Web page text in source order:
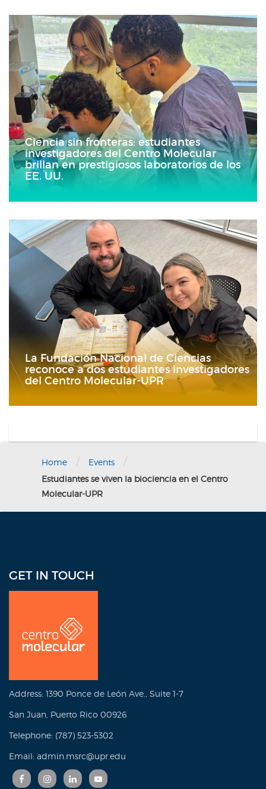
Ciencia sin fronteras: estudiantes
investigadores del Centro Molecular
brillan en prestigiosos laboratorios de los
EE. UU.
La Fundación Nacional de Ciencias
reconoce a dos estudiantes investigadores
del Centro Molecular-UPR
Home / Events /
Estudiantes se viven la biociencia en el Centro
Molecular-UPR
GET IN TOUCH
Address: 1390 Ponce de León Ave., Suite 1-7
San Juan, Puerto Rico 00926
Telephone: (787) 523-5302
Email: admin.msrc@upr.edu